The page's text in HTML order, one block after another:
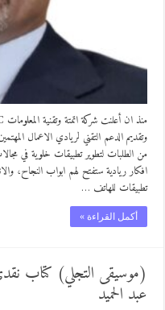
وتقديم الدعم التقني لريادي الاعمال
من الطلبات لتطوير تطبيقات خلوية في
افكار ريادية ستفتح لهم ابواب النجاح،
تطبيقات للهاتف …
أكمل القراءة »
(موسيقى التجلي) كتاب
عبد الحميد